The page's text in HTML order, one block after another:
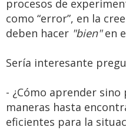
procesos de
como “error”, en la
deben hacer "bien"en
Sería interesante
- ¿Cómo aprender
maneras hasta
eficientes para la